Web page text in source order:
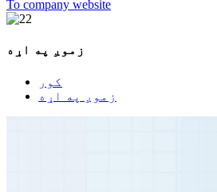
To company website
زموږ په اړه
کور
زموږ په اړه